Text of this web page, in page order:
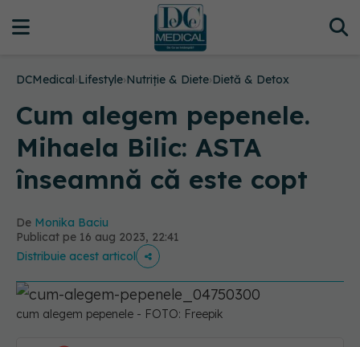
DCMedical›Lifestyle›Nutriție & Diete›Dietă & Detox
Cum alegem pepenele.
Mihaela Bilic: ASTA
înseamnă că este copt
De Monika Baciu
Publicat pe 16 aug 2023, 22:41
Distribuie acest articol
cum alegem pepenele - FOTO: Freepik